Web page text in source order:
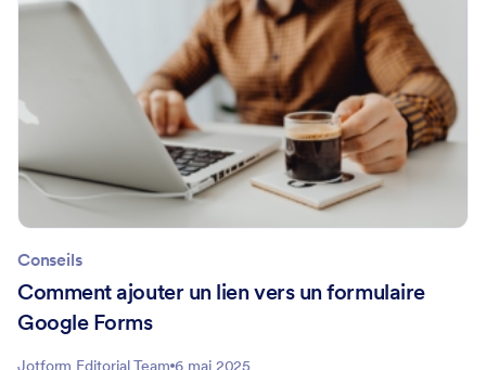
Conseils
Comment ajouter un lien vers un formulaire
Google Forms
Jotform Editorial Team 6 mai 2025